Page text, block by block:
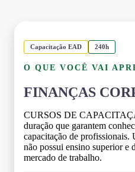
Capacitação EAD 240h
O QUE VOCÊ VAI
FINANÇAS
CURSOS DE
duração que garantem
capacitação de profissionais.
não possui ensino superior e
mercado de trabalho.